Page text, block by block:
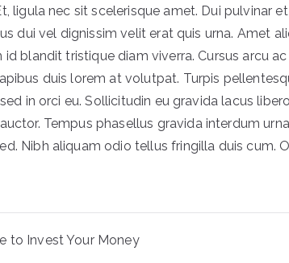
ligula nec sit scelerisque amet. Dui pulvinar
dui vel dignissim velit erat quis urna. Amet
blandit tristique diam viverra. Cursus arcu ac
duis lorem at volutpat. Turpis
in orci eu. Sollicitudin eu gravida lacus
Tempus phasellus gravida interdum
Nibh aliquam odio tellus fringilla duis cum.
to Invest Your Money